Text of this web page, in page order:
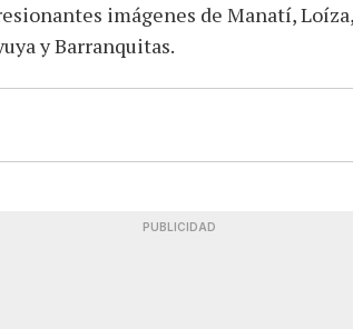
imágenes de Manatí, Loíza,
y Barranquitas.
PUBLICIDAD